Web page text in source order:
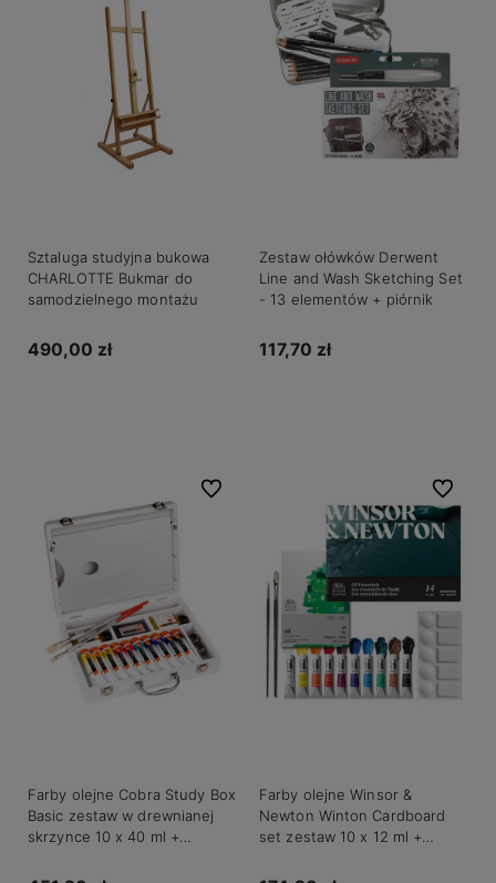
Sztaluga studyjna bukowa
CHARLOTTE Bukmar do
samodzielnego montażu
490,00 zł
Zestaw ołówków Derwent
Line and Wash Sketching Set
- 13 elementów + piórnik
117,70 zł
Farby olejne Cobra Study Box
Basic zestaw w drewnianej
skrzynce 10 x 40 ml +
Do ulubionych
Farby olejne Winsor &
Newton Winton Cardboard
set zestaw 10 x 12 ml +
Do